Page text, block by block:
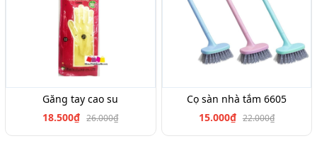
Găng tay cao su
18.500₫ 26.000₫
Cọ sàn nhà tắm 6605
15.000₫ 22.000₫